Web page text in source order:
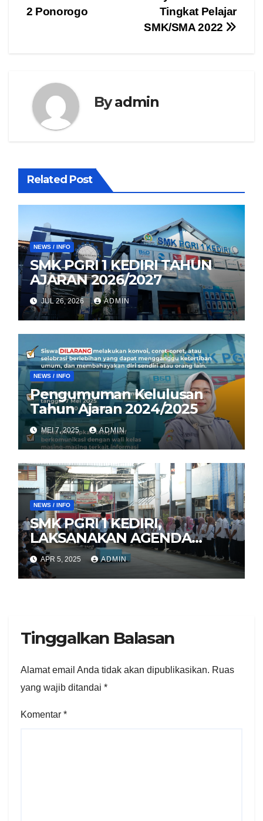
pos
Tingkat Pelajar
SMK/SMA 2022
2 Ponorogo
Byadmin
Related Post
NEWS / INFO
SMK PGRI 1 KEDIRI TAHUN
AJARAN 2026/2027
JUL 26, 2026 ADMIN
NEWS / INFO
Pengumuman Kelulusan
Tahun Ajaran 2024/2025
MEI 7, 2025 ADMIN
NEWS / INFO
SMK PGRI 1 KEDIRI,
LAKSANAKAN AGENDA
HALAL BIHALAL
APR 5, 2025 ADMIN
Tinggalkan Balasan
Alamat email Anda tidak akan dipublikasikan. Ruas
yang wajib ditandai *
Komentar *